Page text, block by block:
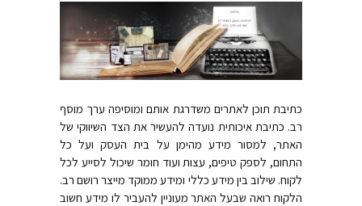
כתיבת תוכן לאתרים משדרגת אותם ומוסיפה ערך מוסף
רב. כתיבת איכותית נועדה להעשיר את הצד השיווקי של
האתר, למסור מידע מהימן על בית העסק ועל כל
התחום, לספק טיפים, עצות ועוד חומר שיכול לסייע לכל
לקוח. שילוב בין מידע כללי ומידע ממוקד מייצר רושם רב.
הלקוח רואה שבעל האתר מעוניין להעביר לו מידע חשוב